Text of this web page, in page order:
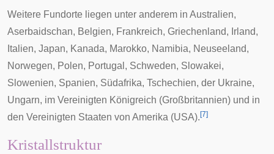
Weitere Fundorte liegen unter anderem in Australien,
Aserbaidschan, Belgien, Frankreich, Griechenland, Irland,
Italien, Japan, Kanada, Marokko, Namibia, Neuseeland,
Norwegen, Polen, Portugal, Schweden, Slowakei,
Slowenien, Spanien, Südafrika, Tschechien, der Ukraine,
Ungarn, im Vereinigten Königreich (Großbritannien) und in
den Vereinigten Staaten von Amerika (USA). [7]
Kristallstruktur